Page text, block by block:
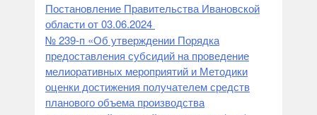
Постановление Правительства Ивановской
области от 03.06.2024
№ 239-п «Об утверждении Порядка
предоставления субсидий на проведение
мелиоративных мероприятий и Методики
оценки достижения получателем средств
планового объема производства